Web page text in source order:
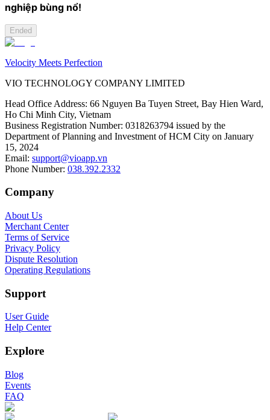
nghiệp bùng nổ!
Ended
Velocity Meets Perfection
VIO TECHNOLOGY COMPANY LIMITED
Head Office Address: 66 Nguyen Ba Tuyen Street, Bay Hien Ward,
Ho Chi Minh City, Vietnam
Business Registration Number: 0318263794 issued by the
Department of Planning and Investment of HCM City on January
15, 2024
Email: support@vioapp.vn
Phone Number: 038.392.2332
Company
About Us
Merchant Center
Terms of Service
Privacy Policy
Dispute Resolution
Operating Regulations
Support
User Guide
Help Center
Explore
Blog
Events
FAQ